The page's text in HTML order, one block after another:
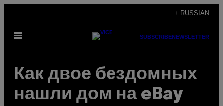
content
+ RUSSIAN
Open
SUBSCRIBENEWSLETTER
Как двое бездомных
нашли дом на eBay